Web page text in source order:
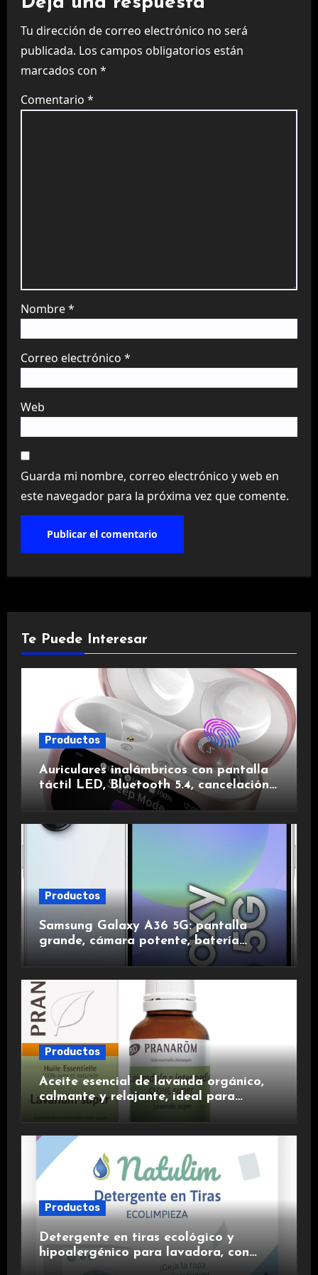
Tu dirección de correo electrónico no será
publicada. Los campos obligatorios están
marcados con *
Comentario *
Nombre*
Correo electrónico *
Web
Guarda mi nombre, correo electrónico y web en
este navegador para la próxima vez que comente.
Te Puede Interesar
Productos
Auriculares inalámbricos con pantalla
táctil LED, Bluetooth 5.4, cancelación
de ruido, impermeables y de larga
duración.
Productos
Samsung Galaxy A36 5G: pantalla
grande, cámara potente, batería
duradera y carga rápida para una
experiencia premium.
Productos
Aceite esencial de lavanda orgánico,
calmante y relajante, ideal para
Productos
Detergente en tiras ecológico y
hipoalergénico para lavadora, con
suavizante incluido y fragancia de